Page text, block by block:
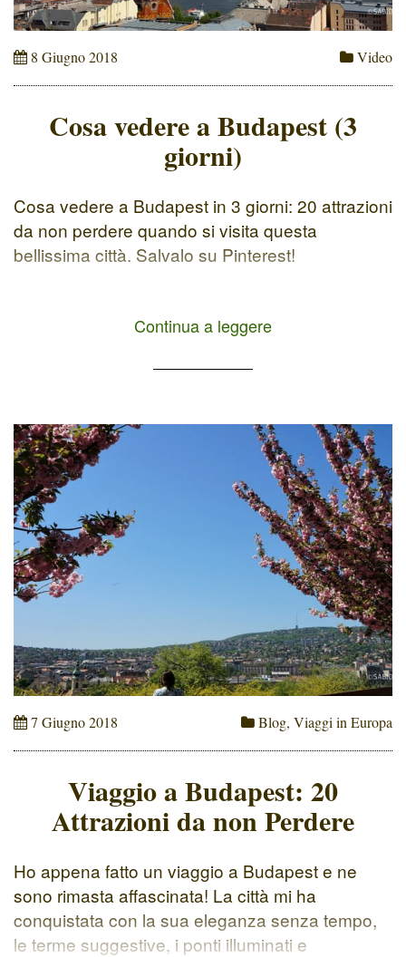
8 Giugno 2018 Video
Cosa vedere a Budapest (3
giorni)
Cosa vedere a Budapest in 3 giorni: 20 attrazioni
da non perdere quando si visita questa
bellissima città. Salvalo su Pinterest!
Continua a leggere
7 Giugno 2018 Blog, Viaggi in Europa
Viaggio a Budapest: 20
Attrazioni da non Perdere
Ho appena fatto un viaggio a Budapest e ne
sono rimasta affascinata! La città mi ha
conquistata con la sua eleganza senza tempo,
le terme suggestive, i ponti illuminati e